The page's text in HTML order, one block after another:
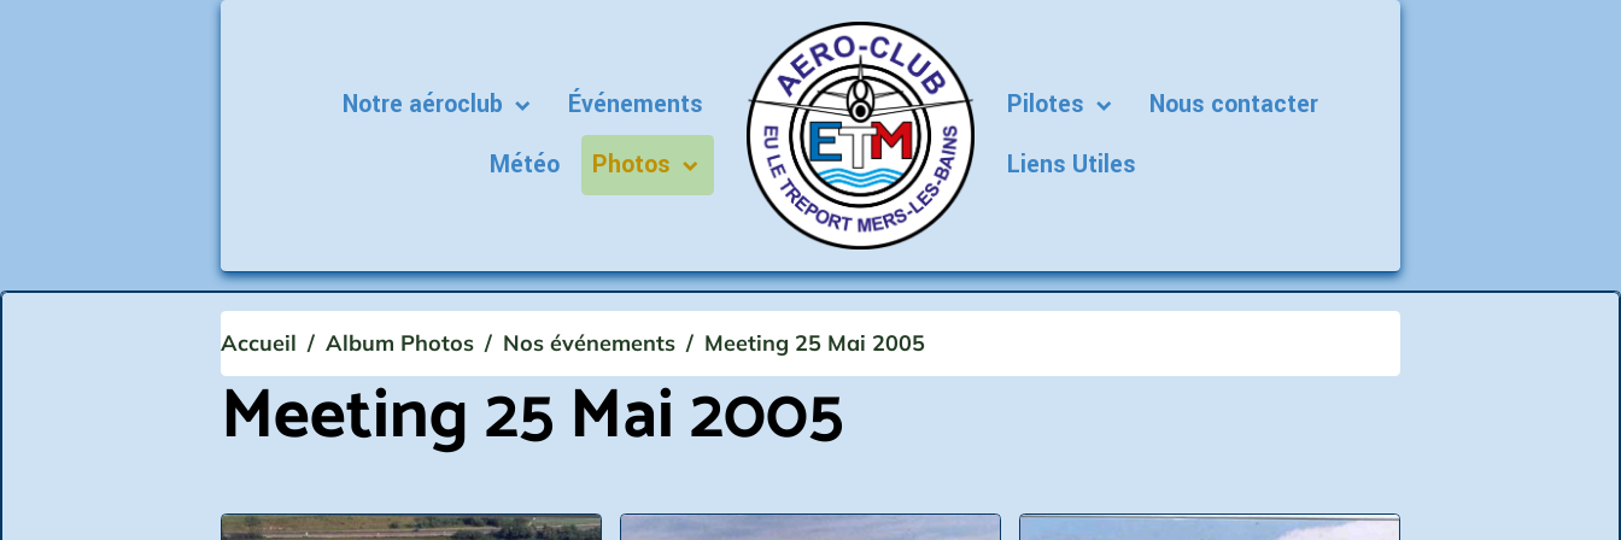
Notre aéroclub
Événements
Météo
Photos
Pilotes
Nous contacter
Liens Utiles
Accueil Album Photos Nos événements Meeting 25 Mai 2005
Meeting 25 Mai 2005